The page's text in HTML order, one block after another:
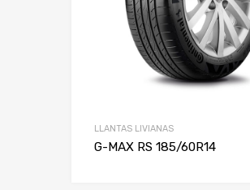
LLANTAS LIVIANAS
G-MAX RS 185/60R14